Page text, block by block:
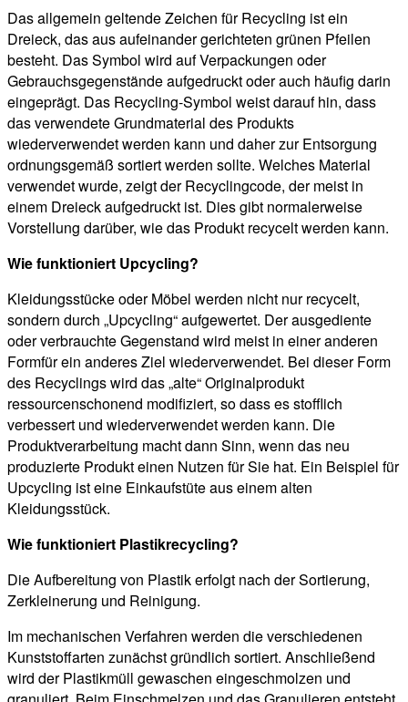
Das allgemein geltende Zeichen für Recycling ist ein
Dreieck, das aus aufeinander gerichteten grünen Pfeilen
besteht. Das Symbol wird auf Verpackungen oder
Gebrauchsgegenstände aufgedruckt oder auch häufig darin
eingeprägt. Das Recycling-Symbol weist darauf hin, dass
das verwendete Grundmaterial des Produkts
wiederverwendet werden kann und daher zur Entsorgung
ordnungsgemäß sortiert werden sollte. Welches Material
verwendet wurde, zeigt der Recyclingcode, der meist in
einem Dreieck aufgedruckt ist. Dies gibt normalerweise
Vorstellung darüber, wie das Produkt recycelt werden kann.
Wie funktioniert Upcycling?
Kleidungsstücke oder Möbel werden nicht nur recycelt,
sondern durch „Upcycling“ aufgewertet. Der ausgediente
oder verbrauchte Gegenstand wird meist in einer anderen
Formfür ein anderes Ziel wiederverwendet. Bei dieser Form
des Recyclings wird das „alte“ Originalprodukt
ressourcenschonend modifiziert, so dass es stofflich
verbessert und wiederverwendet werden kann. Die
Produktverarbeitung macht dann Sinn, wenn das neu
produzierte Produkt einen Nutzen für Sie hat. Ein Beispiel für
Upcycling ist eine Einkaufstüte aus einem alten
Kleidungsstück.
Wie funktioniert Plastikrecycling?
Die Aufbereitung von Plastik erfolgt nach der Sortierung,
Zerkleinerung und Reinigung.
Im mechanischen Verfahren werden die verschiedenen
Kunststoffarten zunächst gründlich sortiert. Anschließend
wird der Plastikmüll gewaschen eingeschmolzen und